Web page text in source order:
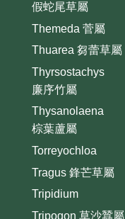
假蛇尾草屬
Themeda 菅屬
Thuarea 芻蕾草屬
Thyrsostachys
廉序竹屬
Thysanolaena
棕葉蘆屬
Torreyochloa
Tragus 鋒芒草屬
Tripidium
Tripogon 草沙蠶屬